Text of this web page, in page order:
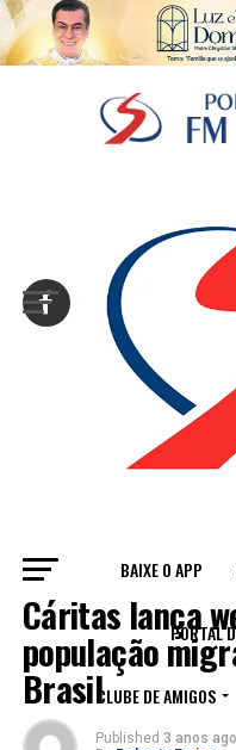
BAIXE O APP
PORTAL
CLUBE DE AMIGOS
BLOG
Cáritas lança
população
Brasil
Published 3 anos ago
Sair